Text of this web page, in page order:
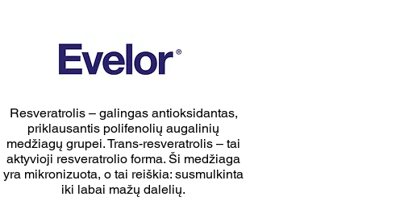
Resveratrolis – galingas antioksidantas,
priklausantis polifenolių augalinių
medžiagų grupei. Trans-resveratrolis – tai
aktyvioji resveratrolio forma. Ši medžiaga
yra mikronizuota, o tai reiškia: susmulkinta
iki labai mažų dalelių.